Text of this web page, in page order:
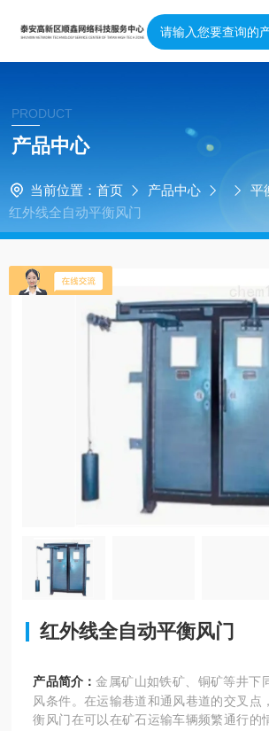
PRODUCT
产品中心
当前位置： 首页 产品中心
平
红外线全自动平衡风门
红外线全自动平衡风门
产品简介：金属矿山如铁矿、铜矿等井下
风条件。在运输巷道和通风巷道的交叉点
衡风门在可以在矿石运输车辆频繁通行的